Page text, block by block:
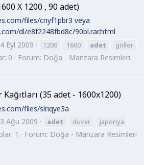
X 1200 , 90 adet)
files/cnyf1pbr3 veya
dl/e8f2248fbd8c/90bl.rar.html
Eyl 2009 1200 1600 adet
göller
0 Forum: Doğa - Manzara Resimleri
Kağıtları (35 adet - 1600x1200)
files/slriqye3a
Ağu 2009 adet duvar
japonya
1 Forum: Doğa - Manzara Resimleri